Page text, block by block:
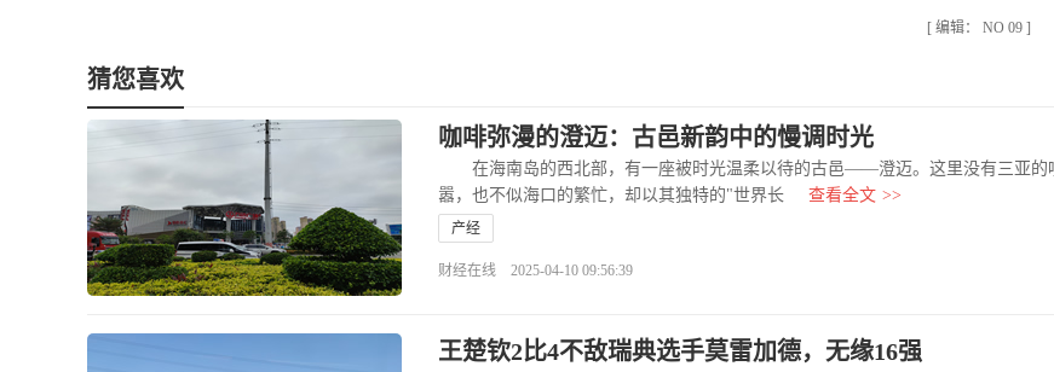
[ 编辑： NO 09 ]
猜您喜欢
咖啡弥漫的澄迈：古邑新韵中的慢调时光
在海南岛的西北部，有一座被时光温柔以待的古邑——澄迈。这里没有三亚的
嚣，也不似海口的繁忙，却以其独特的"世界长
查看全文 >>
产经
财经在线 2025-04-10 09:56:39
王楚钦2比4不敌瑞典选手莫雷加德，无缘16强